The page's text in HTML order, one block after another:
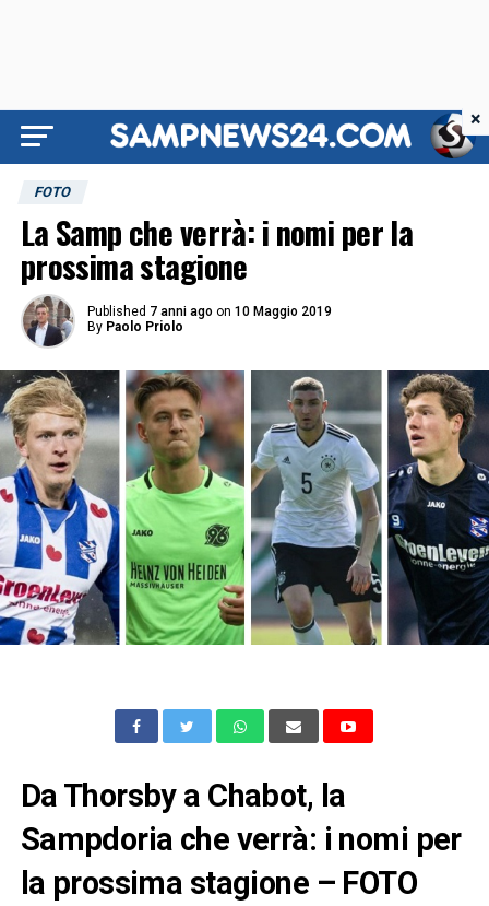
FOTO
La Samp che verrà: i nomi per la
prossima stagione
Published 7 anni ago on 10 Maggio 2019
By Paolo Priolo
Da Thorsby a Chabot, la
Sampdoria che verrà: i nomi per
la prossima stagione – FOTO
×